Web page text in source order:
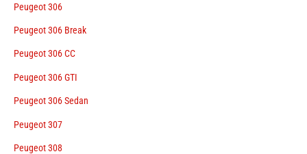
Peugeot 306
Peugeot 306 Break
Peugeot 306 CC
Peugeot 306 GTI
Peugeot 306 Sedan
Peugeot 307
Peugeot 308